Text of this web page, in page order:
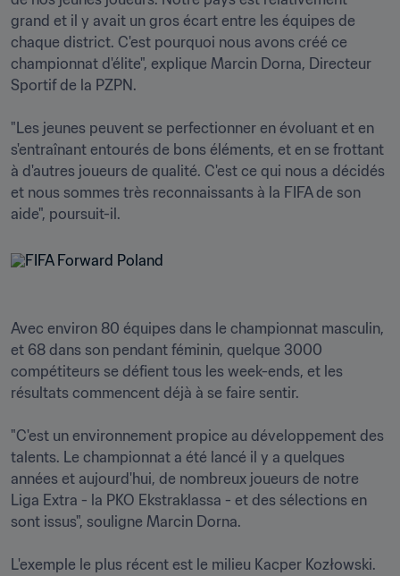
grand et il y avait un gros écart entre les équipes de
chaque district. C'est pourquoi nous avons créé ce
championnat d'élite", explique Marcin Dorna, Directeur
Sportif de la PZPN.
"Les jeunes peuvent se perfectionner en évoluant et en
s'entraînant entourés de bons éléments, et en se frottant
à d'autres joueurs de qualité. C'est ce qui nous a décidés
et nous sommes très reconnaissants à la FIFA de son
aide", poursuit-il.
Avec environ 80 équipes dans le championnat masculin,
et 68 dans son pendant féminin, quelque 3000
compétiteurs se défient tous les week-ends, et les
résultats commencent déjà à se faire sentir.
"C'est un environnement propice au développement des
talents. Le championnat a été lancé il y a quelques
années et aujourd'hui, de nombreux joueurs de notre
Liga Extra - la PKO Ekstraklassa - et des sélections en
sont issus", souligne Marcin Dorna.
L'exemple le plus récent est le milieu Kacper Kozłowski.